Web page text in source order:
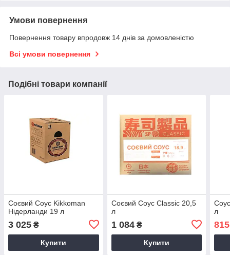
Умови повернення
Повернення товару впродовж 14 днів за домовленістю
Всі умови повернення
Подібні товари компанії
Соєвий Соус Kikkoman
Нідерланди 19 л
3 025 ₴
Купити
Соєвий Соус Classic 20,5
л
1 084₴
Купити
л
815